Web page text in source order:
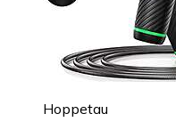
Hoppetau